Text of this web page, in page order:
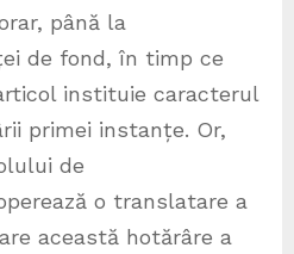
până la
de fond, în timp ce
instituie caracterul
primei instanțe. Or,
de
o translatare a
această hotărâre a